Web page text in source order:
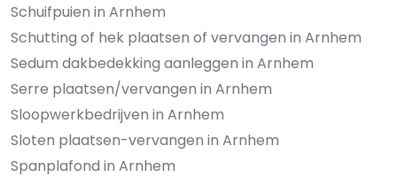
Schuifpuien in Arnhem
Schutting of hek plaatsen of vervangen in Arnhem
Sedum dakbedekking aanleggen in Arnhem
Serre plaatsen/vervangen in Arnhem
Sloopwerkbedrijven in Arnhem
Sloten plaatsen-vervangen in Arnhem
Spanplafond in Arnhem